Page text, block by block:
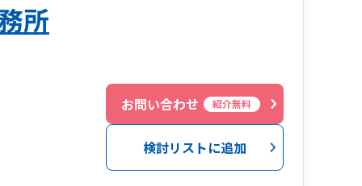
所
お問い合わせ 紹介無料
検討リストに追加